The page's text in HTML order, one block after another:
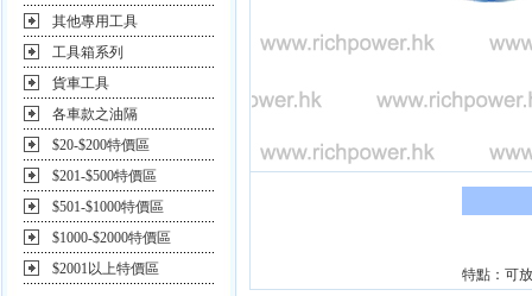
其他專用工具
工具箱系列
貨車工具
各車款之油隔
$20-$200特價區
$201-$500特價區
$501-$1000特價區
$1000-$2000特價區
$2001以上特價區
特點：可